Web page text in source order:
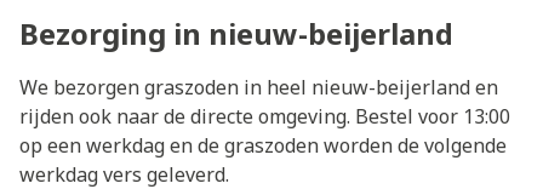
Bezorging in nieuw-beijerland
We bezorgen graszoden in heel nieuw-beijerland en
rijden ook naar de directe omgeving. Bestel voor 13:00
op een werkdag en de graszoden worden de volgende
werkdag vers geleverd.